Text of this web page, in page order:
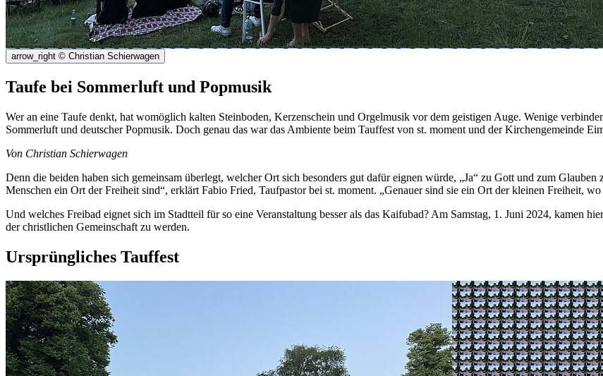
arrow_right © Christian Schierwagen
Taufe bei Sommerluft und Popmusik
Wer an eine Taufe denkt, hat womöglich kalten Steinboden, Kerzenschein und Orgelmusik vor dem geistigen Auge. Wenige
Sommerluft und deutscher Popmusik. Doch genau das war das Ambiente beim Tauffest von st. moment und der Kirchengemeinde
Von Christian Schierwagen
Denn die beiden haben sich gemeinsam überlegt, welcher Ort sich besonders gut dafür eignen würde, „Ja“ zu Gott und zum
Menschen ein Ort der Freiheit sind“, erklärt Fabio Fried, Taufpastor bei st. moment. „Genauer sind sie ein Ort der kleinen Freiheit,
Und welches Freibad eignet sich im Stadtteil für so eine Veranstaltung besser als das Kaifubad? Am Samstag, 1. Juni 2024, kamen
der christlichen Gemeinschaft zu werden.
Ursprüngliches Tauffest